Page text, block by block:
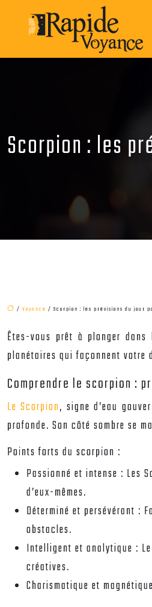
Scorpion : les
/ Voyance / Scorpion : les prévisions du jour
Êtes-vous prêt à plonger
planétaires qui façonnent votre
Comprendre le scorpion :
Le Scorpion, signe d’eau
profonde. Son côté sombre se
Points forts du scorpion :
Passionné et intense : Les
d’eux-mêmes.
Déterminé et persévérant :
obstacles.
Intelligent et analytique :
créatives.
Charismatique et